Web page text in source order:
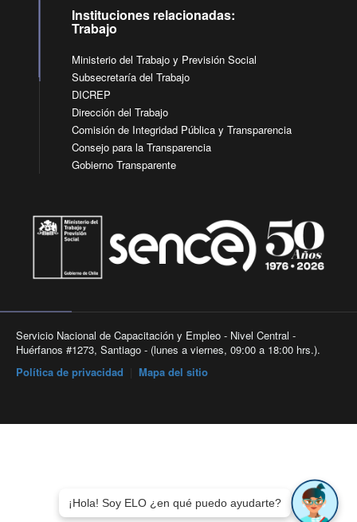
Instituciones relacionadas:
Trabajo
Ministerio del Trabajo y Previsión Social
Subsecretaría del Trabajo
DICREP
Dirección del Trabajo
Comisión de Integridad Pública y Transparencia
Consejo para la Transparencia
Gobierno Transparente
Servicio Nacional de Capacitación y Empleo - Nivel Central -
Huérfanos #1273, Santiago - (lunes a viernes, 09:00 a 18:00 hrs.).
Política de privacidad
Mapa del sitio
¡Hola! Soy ELO ¿en qué puedo ayudarte?